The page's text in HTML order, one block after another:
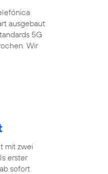
ausgebaut
5G
Wir
mit zwei
erster
sofort